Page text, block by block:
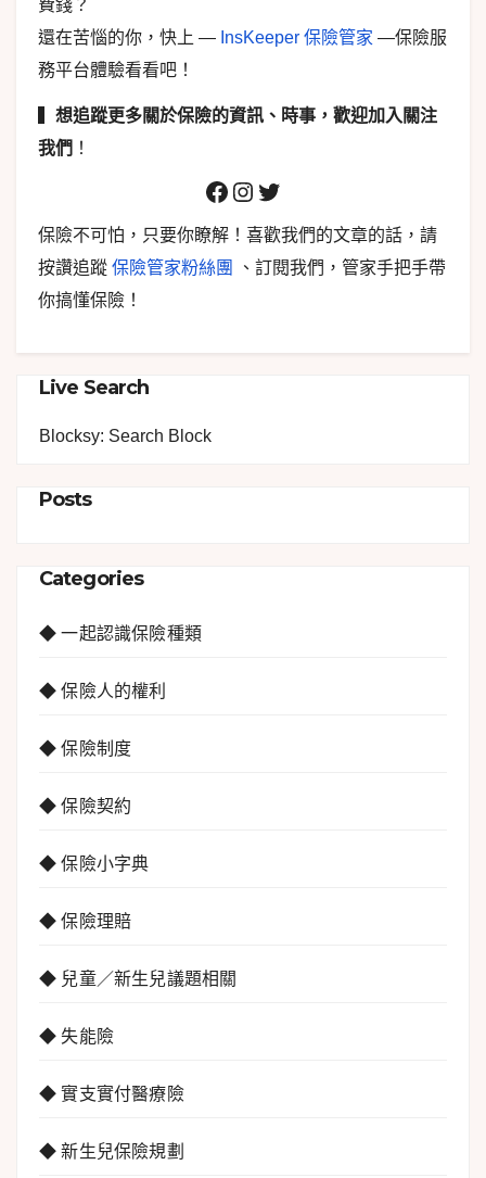
費錢？
還在苦惱的你，快上 — InsKeeper 保險管家 —保險服
務平台體驗看看吧！
想追蹤更多關於保險的資訊、時事，歡迎加入關注
我們 ！
保險不可怕，只要你瞭解！喜歡我們的文章的話，請
按讚追蹤 保險管家粉絲團
、訂閱我們，管家手把手帶
你搞懂保險！
Live Search
Blocksy: Search Block
Posts
Categories
◆ 一起認識保險種類
◆ 保險人的權利
◆ 保險制度
◆ 保險契約
◆ 保險小字典
◆ 保險理賠
◆ 兒童／新生兒議題相關
◆ 失能險
◆ 實支實付醫療險
◆ 新生兒保險規劃